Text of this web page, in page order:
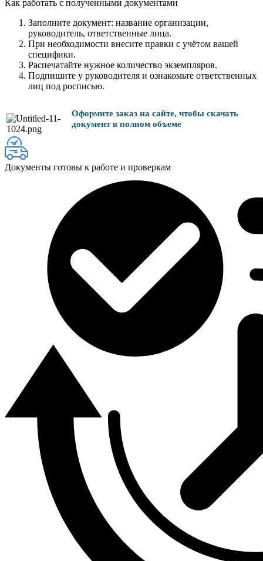
Как работать с полученными документами
Заполните документ: название организации,
руководитель, ответственные лица.
При необходимости внесите правки с учётом вашей
специфики.
Распечатайте нужное количество экземпляров.
Подпишите у руководителя и ознакомьте ответственных
лиц под росписью.
Оформите заказ на сайте, чтобы скачать
документ в полном объеме
Документы готовы к работе и проверкам